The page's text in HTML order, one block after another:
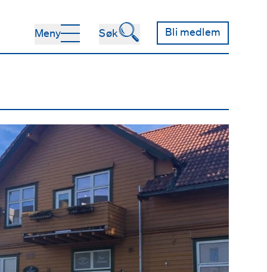
Meny Søk🔍 Bli medlem